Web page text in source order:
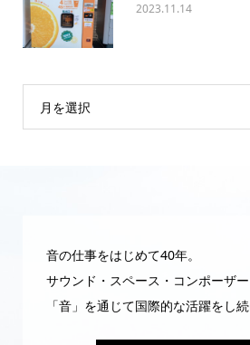
2023.11.14
月を選択
音の仕事をはじめて40年。
サウンド・スペース・コンポーザー
「音」を通じて国際的な活躍をし続